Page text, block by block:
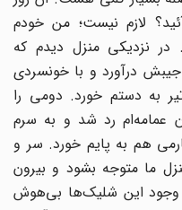
لازم نیست؛ من خودم
نزدیکی منزل دیدم که
در‌آورد و با خونسردی
به دستم خورد. دومی را
رد شد و به سرم
هم به پایم خورد. سر و
ما متوجه بشود و بیرون
وجود این شلیک‌ها بی‌هوش